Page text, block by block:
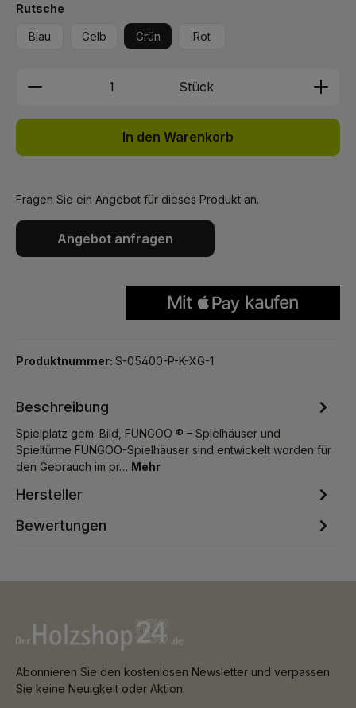
Rutsche
Blau Gelb Grün Rot
Produkt Anzahl: Gib den
Stück
In den Warenkorb
Fragen Sie ein Angebot für dieses Produkt an.
Angebot anfragen
Produktnummer: S-05400-P-K-XG-1
Beschreibung
Spielplatz gem. Bild, FUNGOO ® – Spielhäuser und
Spieltürme FUNGOO-Spielhäuser sind entwickelt worden für
den Gebrauch im pr… Mehr
Hersteller
Bewertungen
Abonnieren Sie den kostenlosen Newsletter und verpassen
Sie keine Neuigkeit oder Aktion.